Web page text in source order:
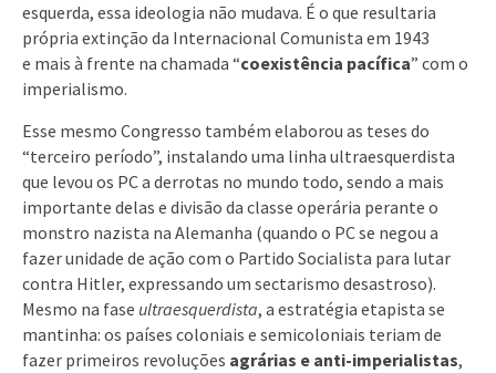
esquerda, essa ideologia não mudava. É o que resultaria
própria extinção da Internacional Comunista em 1943
e mais à frente na chamada “coexistência pacífica” com o
imperialismo.
Esse mesmo Congresso também elaborou as teses do
“terceiro período”, instalando uma linha ultraesquerdista
que levou os PC a derrotas no mundo todo, sendo a mais
importante delas e divisão da classe operária perante o
monstro nazista na Alemanha (quando o PC se negou a
fazer unidade de ação com o Partido Socialista para lutar
contra Hitler, expressando um sectarismo desastroso).
Mesmo na fase ultraesquerdista, a estratégia etapista se
mantinha: os países coloniais e semicoloniais teriam de
fazer primeiros revoluções agrárias e anti-imperialistas,